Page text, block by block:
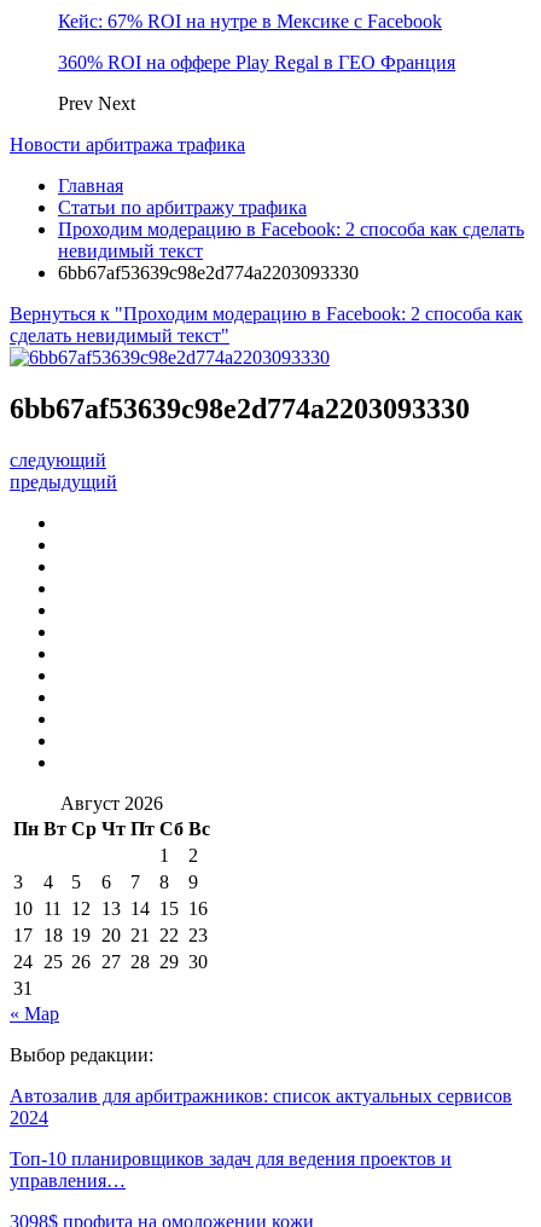
Кейс: 67% ROI на нутре в Мексике с Facebook
360% ROI на оффере Play Regal в ГЕО Франция
Prev Next
Новости арбитража трафика
Главная
Статьи по арбитражу трафика
Проходим модерацию в Facebook: 2 способа как сделать
невидимый текст
6bb67af53639c98e2d774a2203093330
Вернуться к "Проходим модерацию в Facebook: 2 способа как
сделать невидимый текст"
6bb67af53639c98e2d774a2203093330
следующий
предыдущий
Август 2026
Пн Вт Ср Чт Пт Сб Вс
1
2
3
4 5 6 7 8
9
10 11 12 13 14 15 16
17 18 19 20 21 22 23
24 25 26 27 28 29 30
31
« Мар
Выбор редакции:
Автозалив для арбитражников: список актуальных сервисов
2024
Топ-10 планировщиков задач для ведения проектов и
управления…
3098$ профита на омоложении кожи